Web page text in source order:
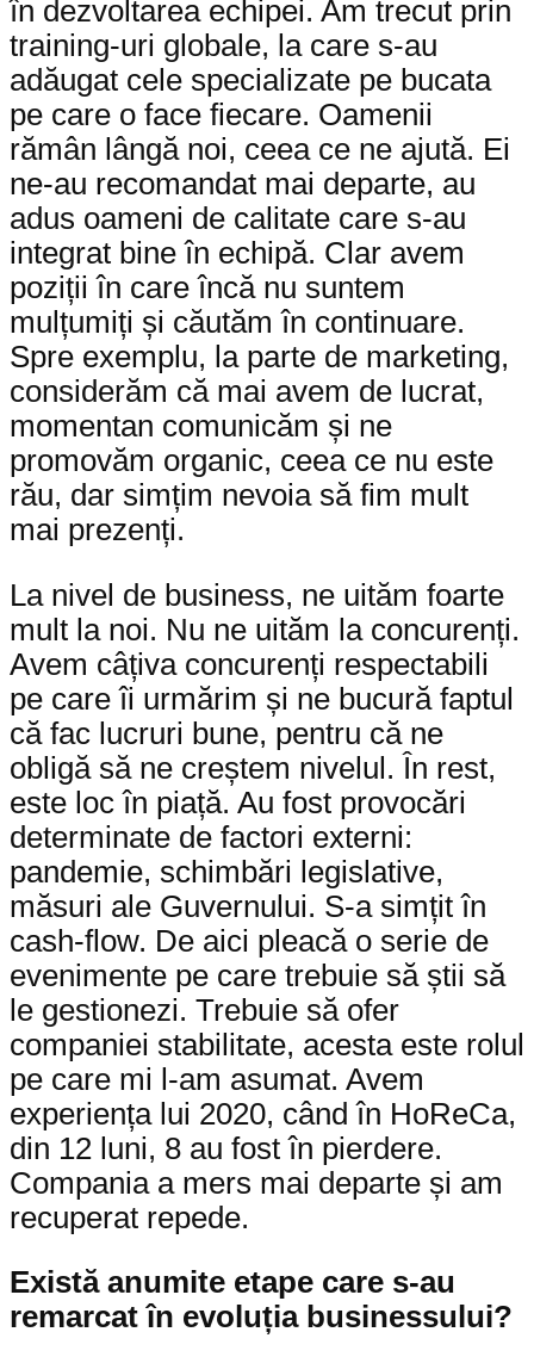
în dezvoltarea echipei. Am trecut prin
training-uri globale, la care s-au
adăugat cele specializate pe bucata
pe care o face fiecare. Oamenii
rămân lângă noi, ceea ce ne ajută. Ei
ne-au recomandat mai departe, au
adus oameni de calitate care s-au
integrat bine în echipă. Clar avem
poziții în care încă nu suntem
mulțumiți și căutăm în continuare.
Spre exemplu, la parte de marketing,
considerăm că mai avem de lucrat,
momentan comunicăm și ne
promovăm organic, ceea ce nu este
rău, dar simțim nevoia să fim mult
mai prezenți.
La nivel de business, ne uităm foarte
mult la noi. Nu ne uităm la concurenți.
Avem câțiva concurenți respectabili
pe care îi urmărim și ne bucură faptul
că fac lucruri bune, pentru că ne
obligă să ne creștem nivelul. În rest,
este loc în piață. Au fost provocări
determinate de factori externi:
pandemie, schimbări legislative,
măsuri ale Guvernului. S-a simțit în
cash-flow. De aici pleacă o serie de
evenimente pe care trebuie să știi să
le gestionezi. Trebuie să ofer
companiei stabilitate, acesta este rolul
pe care mi l-am asumat. Avem
experiența lui 2020, când în HoReCa,
din 12 luni, 8 au fost în pierdere.
Compania a mers mai departe și am
recuperat repede.
Există anumite etape care s-au
remarcat în evoluția businessului?